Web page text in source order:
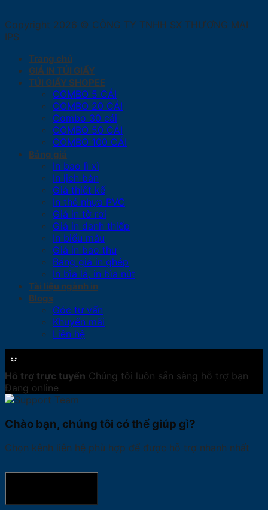
Copyright 2026 © CÔNG TY TNHH SX THƯƠNG MẠI
IPS
Trang chủ
GIÁ IN TÚI GIẤY
TÚI GIẤY SHOPEE
COMBO 5 CÁI
COMBO 20 CÁI
Combo 30 cái
COMBO 50 CÁI
COMBO 100 CÁI
Bảng giá
In bao lì xì
In lịch bàn
Giá thiết kế
In thẻ nhựa PVC
Giá in tờ rơi
Giá in danh thiếp
In biểu mẫu
Giá in bao thư
Bảng giá in ghép
In bìa lá, in bìa nút
Tài liệu ngành in
Blogs
Góc tư vấn
Khuyến mãi
Liên hệ
Hỗ trợ trực tuyến Chúng tôi luôn sẵn sàng hỗ trợ bạn
Đang online
Chào bạn, chúng tôi có thể giúp gì?
Chọn kênh liên hệ phù hợp để được hỗ trợ nhanh nhất